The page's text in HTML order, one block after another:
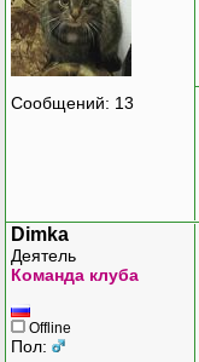
Сообщений: 13
Dimka
Деятель
Команда клуба
Offline
Пол: